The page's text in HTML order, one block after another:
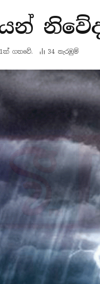
ගතවේ. 34 නැරඹු​ම්